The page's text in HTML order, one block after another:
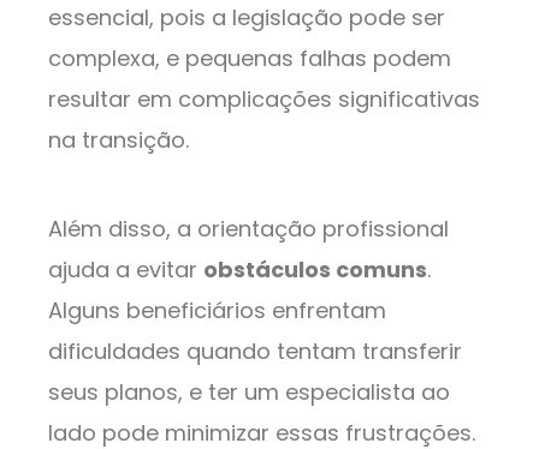
essencial, pois a legislação pode ser
complexa, e pequenas falhas podem
resultar em complicações significativas
na transição.
Além disso, a orientação profissional
ajuda a evitar obstáculos comuns.
Alguns beneficiários enfrentam
dificuldades quando tentam transferir
seus planos, e ter um especialista ao
lado pode minimizar essas frustrações.